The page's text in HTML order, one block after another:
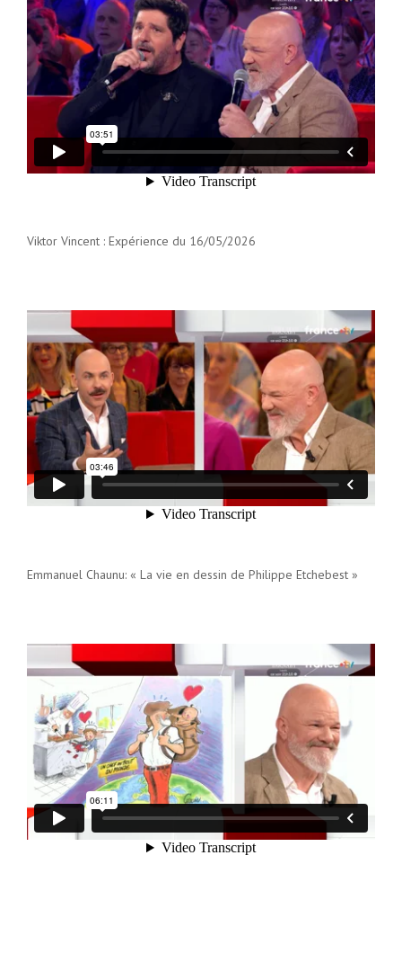
Viktor Vincent : Expérience du 16/05/2026
Emmanuel Chaunu: « La vie en dessin de Philippe Etchebest »